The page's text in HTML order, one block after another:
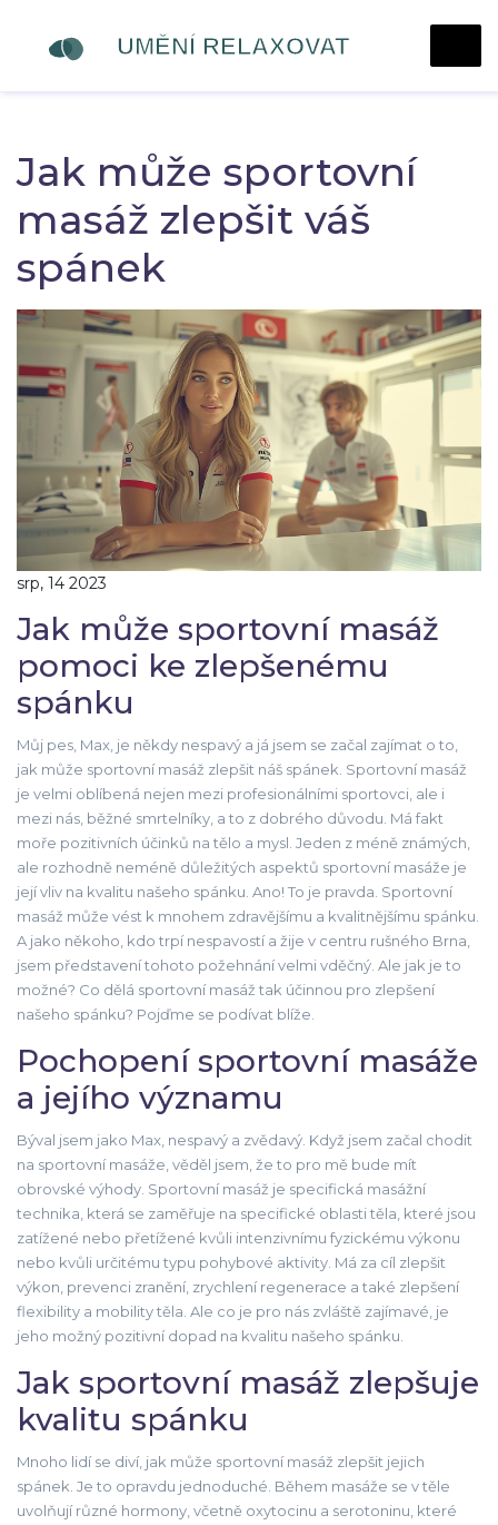
Jak může sportovní
masáž zlepšit váš
spánek
srp, 14 2023
Jak může sportovní masáž
pomoci ke zlepšenému
spánku
Můj pes, Max, je někdy nespavý a já jsem se začal zajímat o to,
jak může sportovní masáž zlepšit náš spánek. Sportovní masáž
je velmi oblíbená nejen mezi profesionálními sportovci, ale i
mezi nás, běžné smrtelníky, a to z dobrého důvodu. Má fakt
moře pozitivních účinků na tělo a mysl. Jeden z méně známých,
ale rozhodně neméně důležitých aspektů sportovní masáže je
její vliv na kvalitu našeho spánku. Ano! To je pravda. Sportovní
masáž může vést k mnohem zdravějšímu a kvalitnějšímu spánku.
A jako někoho, kdo trpí nespavostí a žije v centru rušného Brna,
jsem představení tohoto požehnání velmi vděčný. Ale jak je to
možné? Co dělá sportovní masáž tak účinnou pro zlepšení
našeho spánku? Pojďme se podívat blíže.
Pochopení sportovní masáže
a jejího významu
Býval jsem jako Max, nespavý a zvědavý. Když jsem začal chodit
na sportovní masáže, věděl jsem, že to pro mě bude mít
obrovské výhody. Sportovní masáž je specifická masážní
technika, která se zaměřuje na specifické oblasti těla, které jsou
zatížené nebo přetížené kvůli intenzivnímu fyzickému výkonu
nebo kvůli určitému typu pohybové aktivity. Má za cíl zlepšit
výkon, prevenci zranění, zrychlení regenerace a také zlepšení
flexibility a mobility těla. Ale co je pro nás zvláště zajímavé, je
jeho možný pozitivní dopad na kvalitu našeho spánku.
Jak sportovní masáž zlepšuje
kvalitu spánku
Mnoho lidí se diví, jak může sportovní masáž zlepšit jejich
spánek. Je to opravdu jednoduché. Během masáže se v těle
uvolňují různé hormony, včetně oxytocinu a serotoninu, které